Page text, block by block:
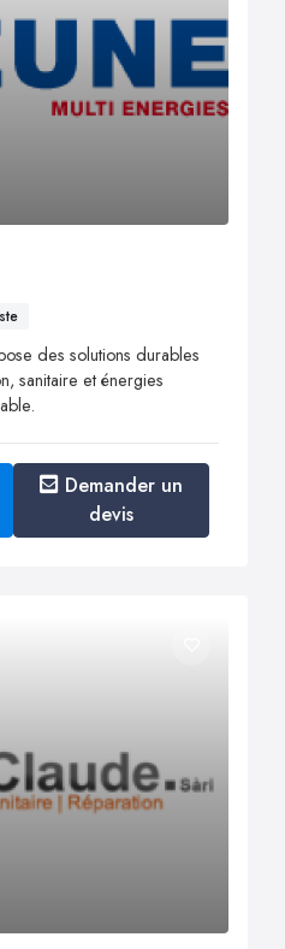
des solutions durables
sanitaire et énergies
Demander un
devis